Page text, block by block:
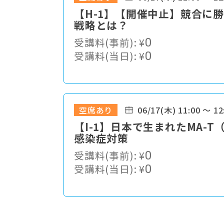
【H-1】【開催中止】競合に
戦略とは？
受講料(事前):¥0
受講料(当日):¥0
空席あり 06/17(木) 11:00 ～
【I-1】⽇本で⽣まれたMA-T
感染症対策
受講料(事前):¥0
受講料(当日):¥0